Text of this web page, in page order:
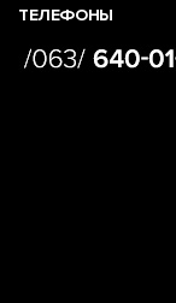
ТЕЛЕФОНЫ